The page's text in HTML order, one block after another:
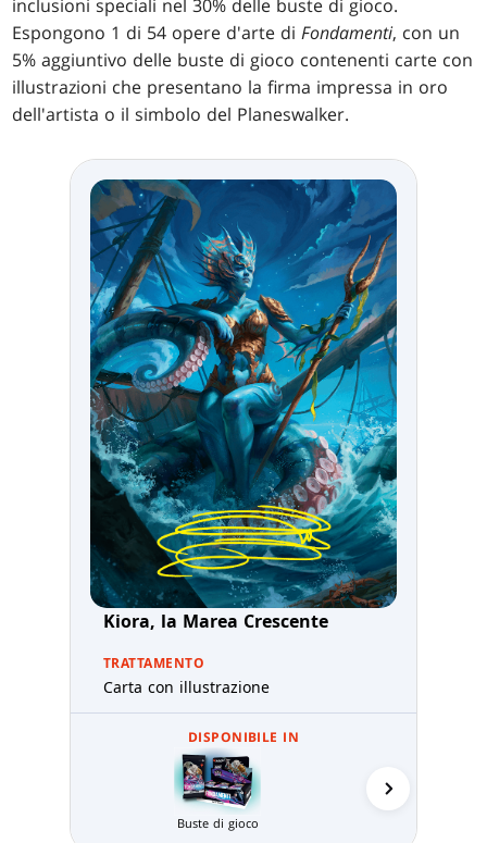
inclusioni speciali nel 30% delle buste di gioco.
Espongono 1 di 54 opere d'arte diFondamenti, con un
5% aggiuntivo delle buste di gioco contenenti carte con
illustrazioni che presentano la firma impressa in oro
dell'artista o il simbolo del Planeswalker.
Kiora, la Marea Crescente
TRATTAMENTO
Carta con illustrazione
DISPONIBILE IN
Buste di gioco